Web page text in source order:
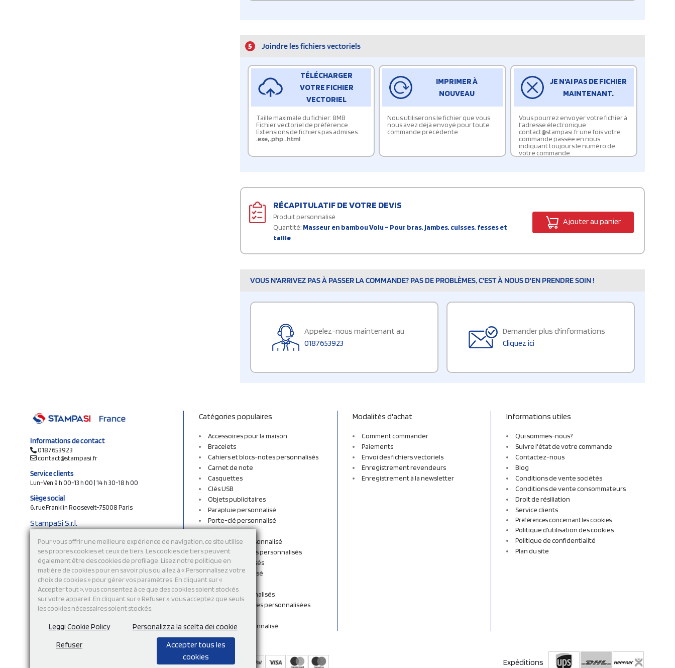
Pour vous offrir une meilleure expérience de navigation, ce site utilise
ses propres cookies et ceux de tiers. Les cookies de tiers peuvent
également être des cookies de profilage. Lisez notre politique en
matière de cookies pour en savoir plus ou allez à « Personnalisez votre
choix de cookies » pour gérer vos paramètres. En cliquant sur «
Accepter tout », vous consentez à ce que des cookies soient stockés
sur votre appareil. En cliquant sur « Refuser », vous acceptez que seuls
les cookies nécessaires soient stockés.
Leggi Cookie Policy Personalizza la scelta dei cookie
Refuser
Accepter tous les
cookies
5 Joindre les fichiers vectoriels
TÉLÉCHARGER
VOTRE FICHIER
VECTORIEL
Taille maximale du fichier: 8MB
Fichier vectoriel de préférence
Extensions de fichiers pas admises:
.exe,.php,.html
IMPRIMER À
NOUVEAU
Nous utiliserons le fichier que vous
nous avez déjà envoyé pour toute
commande précédente.
JE N'AI PAS DE FICHIER
MAINTENANT.
Vous pourrez envoyer votre fichier à
l'adresse électronique
contact@stampasi.fr une fois votre
commande passée en nous
indiquant toujours le numéro de
votre commande.
RÉCAPITULATIF DE VOTRE DEVIS
Produit personnalisé
Quantité: Masseur en bambou Volu – Pour bras, jambes, cuisses, fesses et
taille
Ajouter au panier
VOUS N'ARRIVEZ PAS À PASSER LA COMMANDE? PAS DE PROBLÈMES, C'EST À NOUS D'EN PRENDRE SOIN !
Appelez-nous maintenant au
0187653923
Demander plus d'informations
Cliquez ici
Informations de contact
0187653923
contact@stampasi.fr
Service clients
Lun-Ven 9 h 00-13 h 00 | 14 h 30-18 h 00
Siège social
6, rue Franklin Roosevelt-75008 Paris
StampaSi S.r.l.
TVA FR13922807334
N° Rea MI-2110632
Capital social € 250.000 i.v.
Découvrez notre catalogue en ligne
Catégories populaires
Accessoires pour la maison
Bracelets
Cahiers et blocs-notes personnalisés
Carnet de note
Casquettes
Clés USB
Objets publicitaires
Parapluie personnalisé
Porte-clé personnalisé
Sac cordon
Sac en tissu personnalisé
Sacs et sacs à dos personnalisés
Sacs personnalisés
Stylo personnalisé
Sweatshirts
T-shirts personnalisés
Tasses et Gourdes personnalisées
Vêtement personnalisé
Modalités d'achat
Comment commander
Paiements
Envoi des fichiers vectoriels
Enregistrement revendeurs
Enregistrement à la newsletter
Informations utiles
Qui sommes-nous?
Suivre l'état de votre commande
Contactez-nous
Blog
Conditions de vente sociétés
Conditions de vente consommateurs
Droit de résiliation
Service clients
Préférences concernant les cookies
Politique d’utilisation des cookies
Politique de confidentialité
Plan du site
Modalité depaiement Expéditions